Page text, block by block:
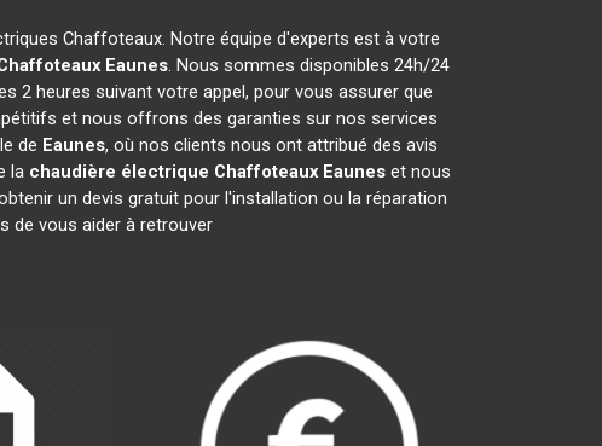
Chaffoteaux. Notre équipe d'experts est à votre
Eaunes. Nous sommes disponibles 24h/24
2 heures suivant votre appel, pour vous assurer que
et nous offrons des garanties sur nos services
de Eaunes, où nos clients nous ont attribué des avis
la chaudière électrique Chaffoteaux Eaunes et nous
un devis gratuit pour l'installation ou la réparation
de vous aider à retrouver